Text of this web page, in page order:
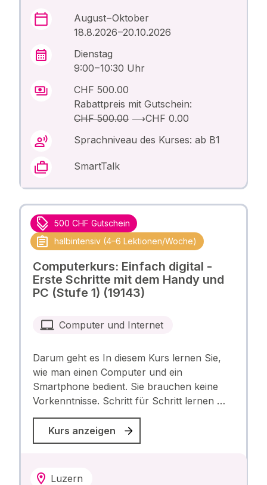
August – Oktober
18.8.2026 –20.10.2026
Dienstag
9:00 – 10:30 Uhr
CHF 500.00
Rabattpreis mit Gutschein:
CHF 500.00⟶CHF 0.00
Sprachniveau des Kurses: ab B1
SmartTalk
500 CHF Gutschein
halbintensiv (4–6 Lektionen/Woche)
Computerkurs: Einfach digital -
Erste Schritte mit dem Handy und
PC (Stufe 1) (19143)
Computer und Internet
Darum geht es In diesem Kurs lernen Sie,
wie man einen Computer und ein
Smartphone bedient. Sie brauchen keine
Vorkenntnisse. Schritt für Schritt lernen …
Kurs anzeigen
Luzern